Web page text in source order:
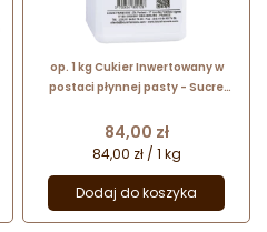
op. 1 kg Cukier Inwertowany w
postaci płynnej pasty - Sucre
funkcjonalny dodatek spożywczy
Cena
84,00 zł
84,00 zł / 1 kg
Dodaj do koszyka